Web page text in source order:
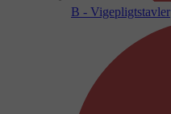
B - Vigepligtstavler